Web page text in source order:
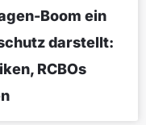
Boom ein
darstellt:
RCBOs